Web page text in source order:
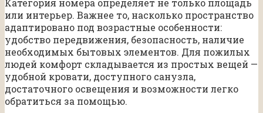
Категория номера определяет не только площадь
или интерьер. Важнее то, насколько пространство
адаптировано под возрастные особенности:
удобство передвижения, безопасность, наличие
необходимых бытовых элементов. Для пожилых
людей комфорт складывается из простых вещей —
удобной кровати, доступного санузла,
достаточного освещения и возможности легко
обратиться за помощью.